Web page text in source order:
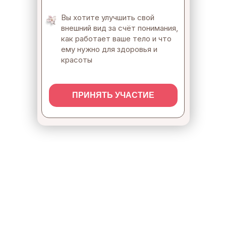
ПРИНЯТЬ УЧАСТИЕ
Вы хотите улучшить свой
внешний вид за счёт понимания,
как работает ваше тело и что
ему нужно для здоровья и
красоты